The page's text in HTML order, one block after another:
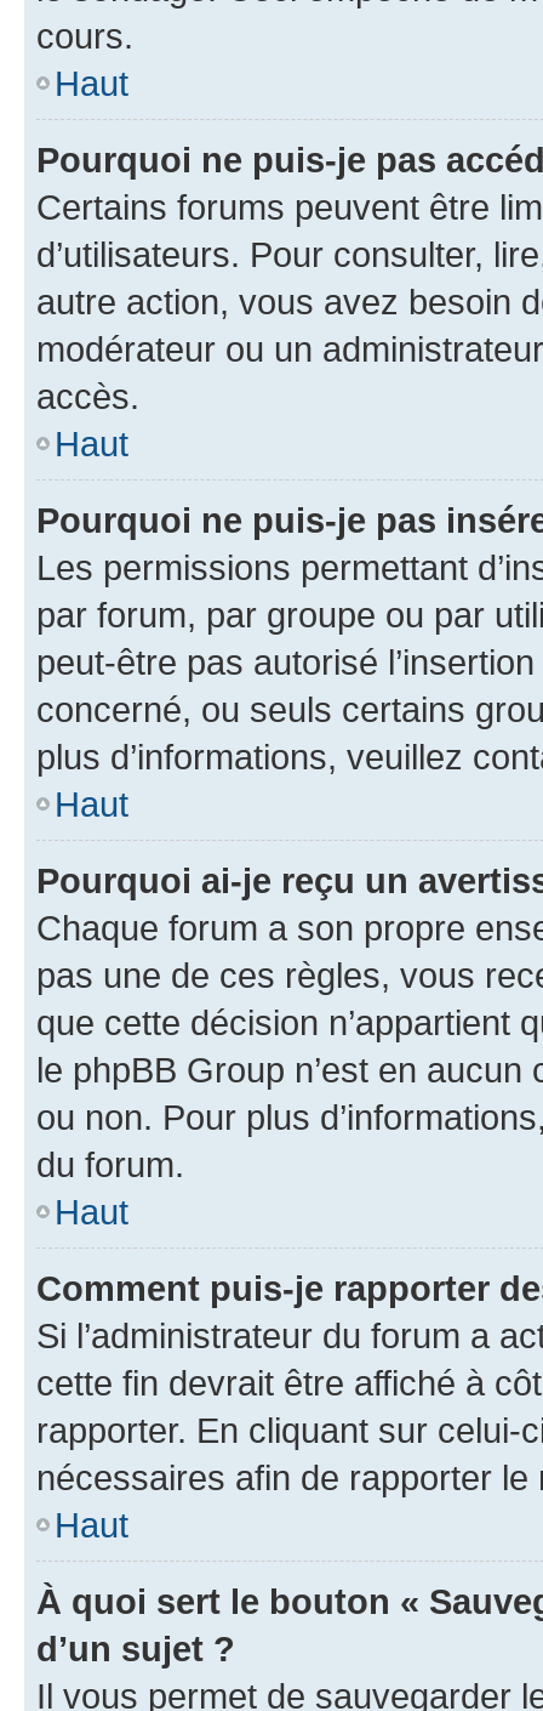
cours.
Haut
Pourquoi ne puis-je pas
Certains forums peuvent être
d’utilisateurs. Pour consulter,
autre action, vous avez besoin
modérateur ou un
accès.
Haut
Pourquoi ne puis-je pas
Les permissions permettant
par forum, par groupe ou par
peut-être pas autorisé
concerné, ou seuls certains
plus d’informations, veuillez
Haut
Pourquoi ai-je reçu un
Chaque forum a son propre
pas une de ces règles, vous
que cette décision n’appartient
le phpBB Group n’est en
ou non. Pour plus
du forum.
Haut
Comment puis-je rapporter
Si l’administrateur du forum a
cette fin devrait être affiché à
rapporter. En cliquant sur
nécessaires afin de rapporter le
Haut
À quoi sert le bouton «
d’un sujet ?
Il vous permet de sauvegarder